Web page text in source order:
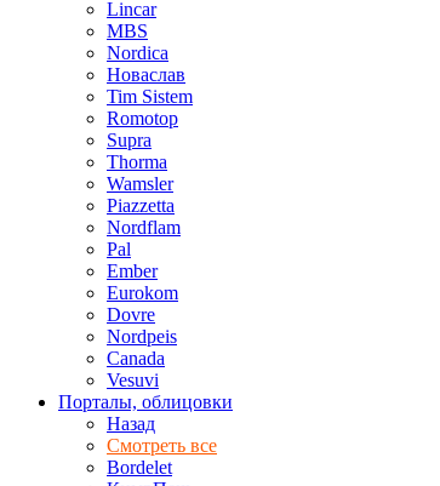
Lincar
MBS
Nordica
Новаслав
Tim Sistem
Romotop
Supra
Thorma
Wamsler
Piazzetta
Nordflam
Pal
Ember
Eurokom
Dovre
Nordpeis
Canada
Vesuvi
Порталы, облицовки
Назад
Смотреть все
Bordelet